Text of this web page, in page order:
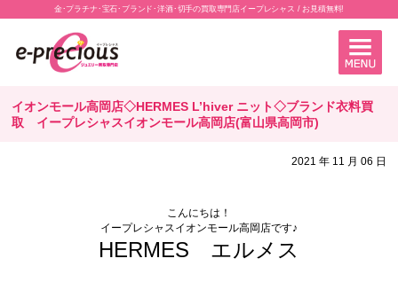
金･プラチナ･宝石･ブランド･洋酒･切手の買取専門店イープレシャス / お見積無料!
イオンモール高岡店◇HERMES L’hiver ニット◇ブランド衣料買
取 イープレシャスイオンモール高岡店(富山県高岡市)
2021 年 11 月 06 日
こんにちは！
イープレシャスイオンモール高岡店です♪
HERMES エルメス